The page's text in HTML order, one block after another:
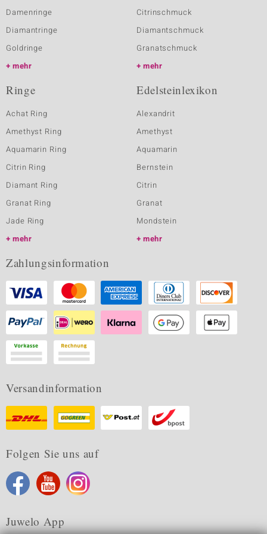
Damenringe
Diamantringe
Goldringe
mehr
Citrinschmuck
Diamantschmuck
Granatschmuck
mehr
Ringe
Achat Ring
Amethyst Ring
Aquamarin Ring
Citrin Ring
Diamant Ring
Granat Ring
Jade Ring
mehr
Edelsteinlexikon
Alexandrit
Amethyst
Aquamarin
Bernstein
Citrin
Granat
Mondstein
mehr
Zahlungsinformation
Versandinformation
Folgen Sie uns auf
Juwelo App